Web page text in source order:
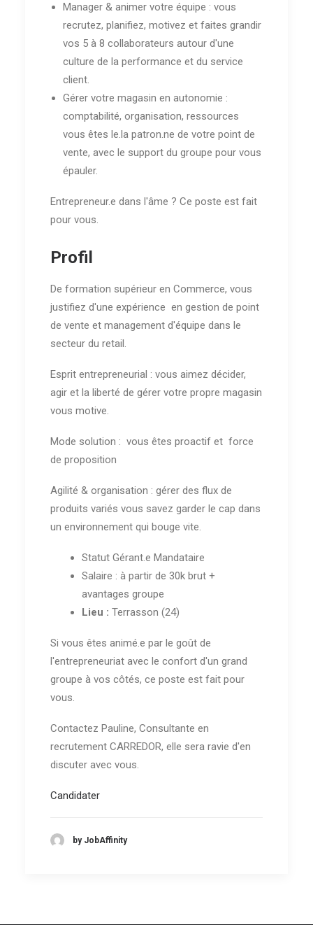
Manager & animer votre équipe : vous
recrutez, planifiez, motivez et faites grandir
vos 5 à 8 collaborateurs autour d'une
culture de la performance et du service
client.
Gérer votre magasin en autonomie :
comptabilité, organisation, ressources
vous êtes le.la patron.ne de votre point de
vente, avec le support du groupe pour vous
épauler.
Entrepreneur.e dans l'âme ? Ce poste est fait
pour vous.
Profil
De formation supérieur en Commerce, vous
justifiez d'une expérience en gestion de point
de vente et management d'équipe dans le
secteur du retail.
Esprit entrepreneurial : vous aimez décider,
agir et la liberté de gérer votre propre magasin
vous motive.
Mode solution : vous êtes proactif et force
de proposition
Agilité & organisation : gérer des flux de
produits variés vous savez garder le cap dans
un environnement qui bouge vite.
Statut Gérant.e Mandataire
Salaire : à partir de 30k brut +
avantages groupe
Lieu : Terrasson (24)
Si vous êtes animé.e par le goût de
l'entrepreneuriat avec le confort d'un grand
groupe à vos côtés, ce poste est fait pour
vous.
Contactez Pauline, Consultante en
recrutement CARREDOR, elle sera ravie d'en
discuter avec vous.
Candidater
by JobAffinity